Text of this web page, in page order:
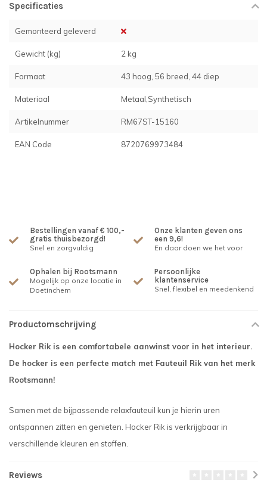
Specificaties
Gemonteerd geleverd
Gewicht (kg) 2 kg
Formaat 43 hoog, 56 breed, 44 diep
Materiaal Metaal,Synthetisch
Artikelnummer RM67ST-15160
EAN Code 8720769973484
Bestellingen vanaf € 100,-
gratis thuisbezorgd!
Snel en zorgvuldig
Onze klanten geven ons
een 9,6!
En daar doen we het voor
Ophalen bij Rootsmann
Mogelijk op onze locatie in
Doetinchem
Persoonlijke
klantenservice
Snel, flexibel en meedenkend
Productomschrijving
Hocker Rik is een comfortabele aanwinst voor in het interieur.
De hocker is een perfecte match met Fauteuil Rik van het merk
Rootsmann!
Samen met de bijpassende relaxfauteuil kun je hierin uren
ontspannen zitten en genieten. Hocker Rik is verkrijgbaar in
verschillende kleuren en stoffen.
Reviews